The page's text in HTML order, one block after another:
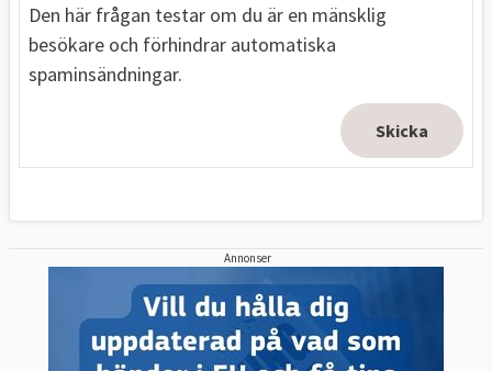
Den här frågan testar om du är en mänsklig
besökare och förhindrar automatiska
spaminsändningar.
Annonser